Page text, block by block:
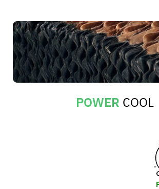
POWER COOL